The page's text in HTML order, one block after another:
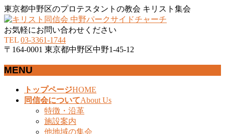
東京都中野区のプロテスタントの教会 キリスト集会
お気軽にお問い合わせください
TEL 03-3361-1744
〒164-0001 東京都中野区中野1-45-12
MENU
トップページHOME
同信会についてAbout Us
特徴・沿革
施設案内
他地域の集会